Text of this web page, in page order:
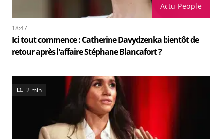
Actu People
18:47
Ici tout commence : Catherine Davydzenka bientôt de
retour après l'affaire Stéphane Blancafort ?
2 min